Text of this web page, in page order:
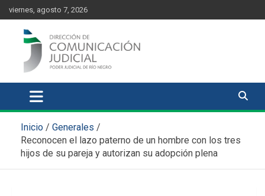
content
Skip
to
content
viernes, agosto 7, 2026
Comunicación Judicial
Inicio
Generales
Reconocen el lazo paterno de un hombre con los tres
hijos de su pareja y autorizan su adopción plena